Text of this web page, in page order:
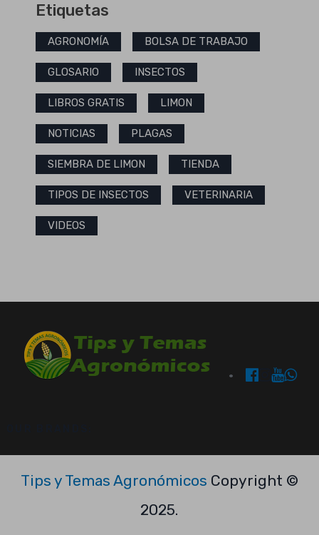
Etiquetas
AGRONOMÍA BOLSA DE TRABAJO
GLOSARIO INSECTOS
LIBROS GRATIS LIMON
NOTICIAS PLAGAS
SIEMBRA DE LIMON TIENDA
TIPOS DE INSECTOS VETERINARIA
VIDEOS
Tips y Temas Agronómicos Copyright ©
2025.